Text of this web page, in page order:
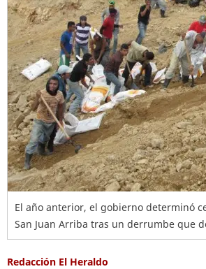
El año anterior, el gobierno determinó
San Juan Arriba tras un derrumbe que
Redacción El Heraldo